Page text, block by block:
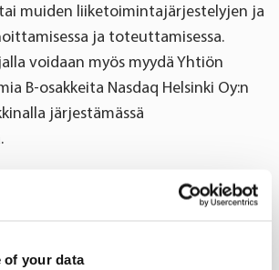
of your data
muiden liiketoimintajärjestelyjen ja
ja toteuttamisessa.
voidaan myös myydä Yhtiön
B-osakkeita Nasdaq Helsinki Oy:n
järjestämässä
osakeannin ehdoista osakeyhtiölain